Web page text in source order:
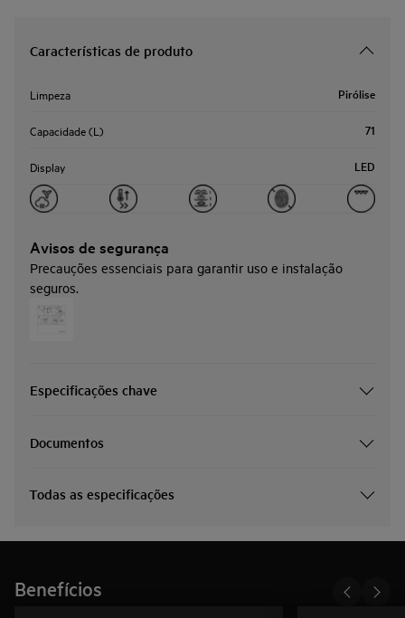
Características de produto
Limpeza Pirólise
Capacidade (L) 71
Display LED
Avisos de segurança
Precauções essenciais para garantir uso e instalação
seguros.
Especificações chave
Documentos
Todas as especificações
Benefícios